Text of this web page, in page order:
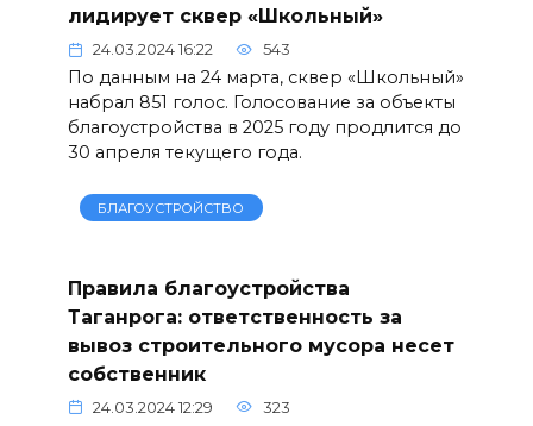
лидирует сквер «Школьный»
24.03.2024 16:22 543
По данным на 24 марта, сквер «Школьный»
набрал 851 голос. Голосование за объекты
благоустройства в 2025 году продлится до
30 апреля текущего года.
БЛАГОУСТРОЙСТВО
Правила благоустройства
Таганрога: ответственность за
вывоз строительного мусора несет
собственник
24.03.2024 12:29 323